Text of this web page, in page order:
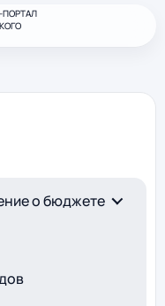
о бюджете